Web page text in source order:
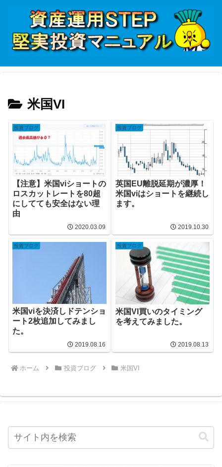
米国VI
投資ブログ
【注意】米国viショートの
ロスカットレートを80超
にしてても安全はない理
由
2020.03.09
投資ブログ
英国EU離脱延期が濃厚！
米国viはショートを継続し
ます。
2019.10.30
投資ブログ
米国viを決済しドテンショ
ート2枚追加してみまし
た。
2019.08.16
投資ブログ
米国VI買いのタイミング
を考えてみました。
2019.08.13
ホーム 投資ブログ 米国VI